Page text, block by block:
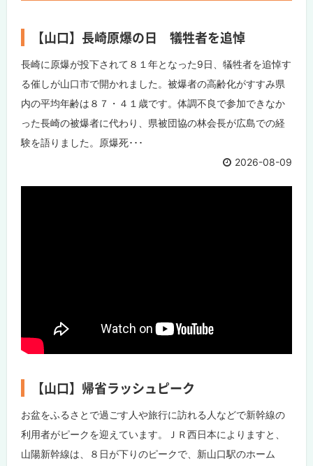
【山口】長崎原爆の日 犠牲者を追悼
長崎に原爆が投下されて８１年となった9日、犠牲者を追悼す
る催しが山口市で開かれました。被爆者の高齢化がすすみ県
内の平均年齢は８７・４１歳です。体調不良で参加できなか
った長崎の被爆者に代わり、県被団協の林会長が広島での経
験を語りました。原爆死･･･
2026-08-09
【山口】帰省ラッシュピーク
お盆をふるさとで過ごす人や旅行に訪れる人などで新幹線の
利用者がピークを迎えています。ＪＲ西日本によりますと、
山陽新幹線は、８日が下りのピークで、新山口駅のホーム